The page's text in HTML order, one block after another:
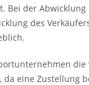
Bei der
des
die
da eine Zustellung